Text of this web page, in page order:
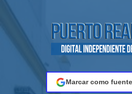
Marcar como